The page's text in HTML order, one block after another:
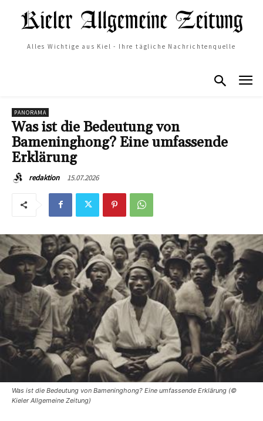
Alles Wichtige aus Kiel - Ihre tägliche Nachrichtenquelle
PANORAMA
Was ist die Bedeutung von
Bameninghong? Eine umfassende
Erklärung
redaktion 15.07.2026
Was ist die Bedeutung von Bameninghong? Eine umfassende Erklärung (©
Kieler Allgemeine Zeitung)